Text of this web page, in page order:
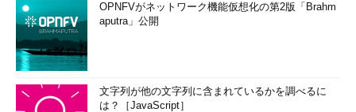
OPNFVがネットワーク機能仮想化の第2版「Brahm
aputra」公開
文字列が他の文字列に含まれているかを調べるに
は？［JavaScript］